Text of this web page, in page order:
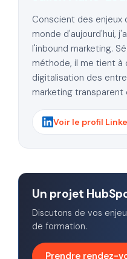
Conscient des enjeux
monde d'aujourd'hui,
l'inbound marketing.
méthode, il me tient
digitalisation des
marketing transparent
Voir le profil
Un projet
Discutons de vos
de formation.
Prendre rendez-